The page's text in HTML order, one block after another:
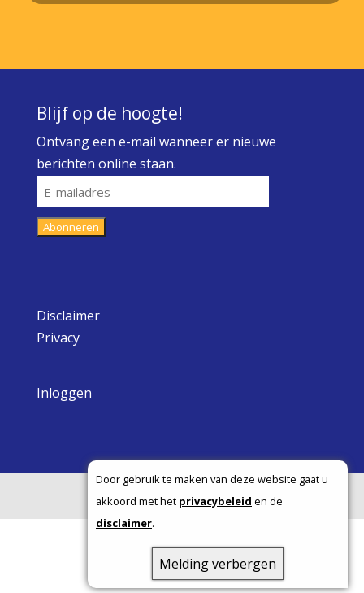
Door gebruik te maken van deze website gaat u
akkoord met het privacybeleid en de
disclaimer.
Melding verbergen
Blijf op de hoogte!
Ontvang een e-mail wanneer er nieuwe
berichten online staan.
E-
mailadres
Abonneren
Disclaimer
Privacy
Inloggen
Copyright ©